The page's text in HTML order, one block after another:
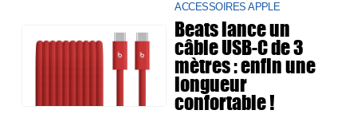
ACCESSOIRES APPLE
Beats lance un
câble USB-C de 3
mètres : enfin une
longueur
confortable !